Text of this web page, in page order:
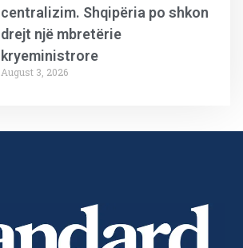
centralizim. Shqipëria po shkon
drejt një mbretërie
kryeministrore
August 3, 2026